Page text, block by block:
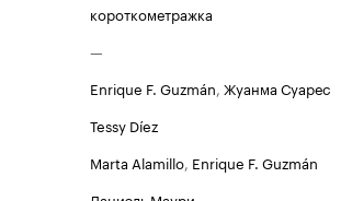
короткометражка
—
Enrique F. Guzmán, Жуанма Суарес
Tessy Díez
Marta Alamillo, Enrique F. Guzmán